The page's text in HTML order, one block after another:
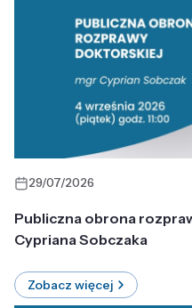
29/07/2026
Publiczna obrona
Cypriana Sobczaka
Zobacz więcej